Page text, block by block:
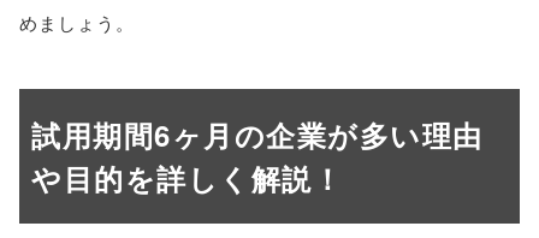
めましょう。
試用期間6ヶ月の企業が多い理由
や目的を詳しく解説！